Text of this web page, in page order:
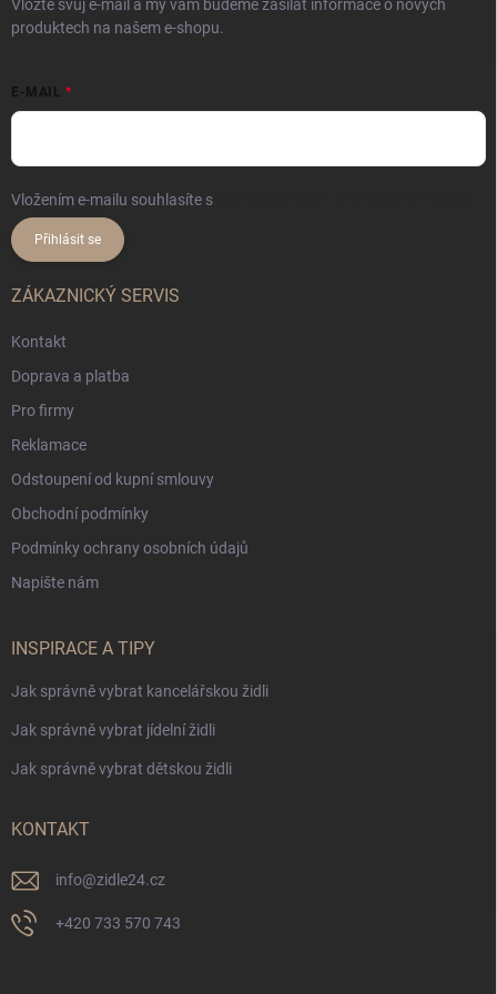
Vložte svůj e-mail a my vám budeme zasílat informace o nových
produktech na našem e-shopu.
E-MAIL
Vložením e-mailu souhlasíte s
Přihlásit se
ZÁKAZNICKÝ SERVIS
Kontakt
Doprava a platba
Pro firmy
Reklamace
Odstoupení od kupní smlouvy
Obchodní podmínky
Podmínky ochrany osobních údajů
Napište nám
INSPIRACE A TIPY
Jak správně vybrat kancelářskou židli
Jak správně vybrat jídelní židli
Jak správně vybrat dětskou židli
KONTAKT
info@zidle24.cz
+420 733 570 743